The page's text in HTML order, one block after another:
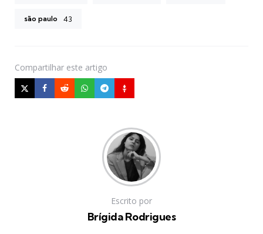
são paulo 43
Compartilhar este artigo
Escrito por
Brígida Rodrigues